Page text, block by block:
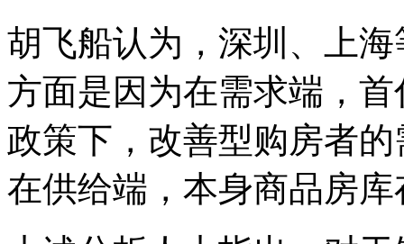
胡飞船认为，深圳、上
方面是因为在需求端，
政策下，改善型购房者
在供给端，本身商品房